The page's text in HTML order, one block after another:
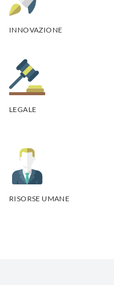
INNOVAZIONE
LEGALE
RISORSE UMANE